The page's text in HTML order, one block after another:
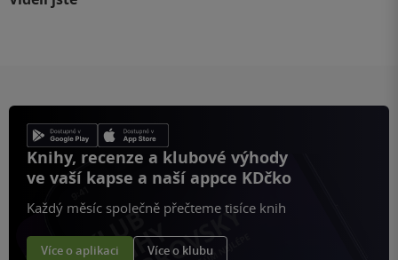
Knihy, recenze a klubové výhody
ve vaší kapse a naší appce KDčko
Každý měsíc společně přečteme tisíce knih
Více o aplikaci Více o klubu